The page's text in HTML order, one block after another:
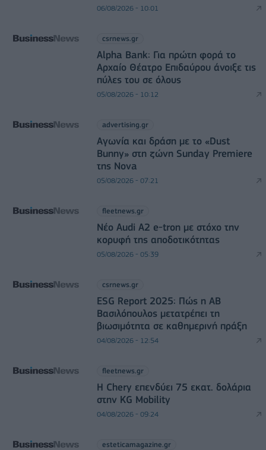
06/08/2026 - 10:01
csrnews.gr
Alpha Bank: Για πρώτη φορά το
Αρχαίο Θέατρο Επιδαύρου άνοιξε τις
πύλες του σε όλους
05/08/2026 - 10:12
advertising.gr
Αγωνία και δράση με το «Dust
Bunny» στη ζώνη Sunday Premiere
της Nova
05/08/2026 - 07:21
fleetnews.gr
Νέο Audi A2 e-tron με στόχο την
κορυφή της αποδοτικότητας
05/08/2026 - 05:39
csrnews.gr
ESG Report 2025: Πώς η ΑΒ
Βασιλόπουλος μετατρέπει τη
βιωσιμότητα σε καθημερινή πράξη
04/08/2026 - 12:54
fleetnews.gr
Η Chery επενδύει 75 εκατ. δολάρια
στην KG Mobility
04/08/2026 - 09:24
esteticamagazine.gr